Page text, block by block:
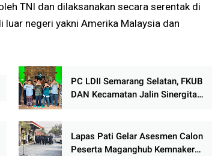
TNI dan dilaksanakan secara serentak di
negeri yakni Amerika Malaysia dan
PC LDII Semarang Selatan, FKUB
DAN Kecamatan Jalin Sinergitas
Lapas Pati Gelar Asesmen Calon
Peserta Maganghub Kemnaker